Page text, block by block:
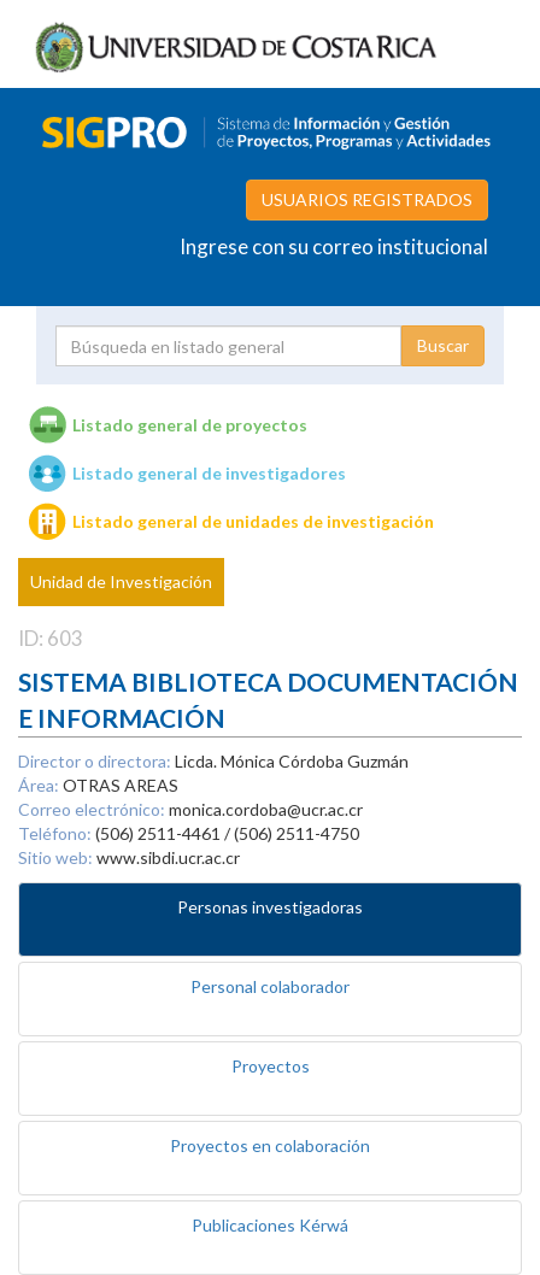
USUARIOS REGISTRADOS
Ingrese con su correo institucional
Unidades de investigación
Listado general de proyectos
Listado general de investigadores
Listado general de unidades de investigación
Unidad de Investigación
ID: 603
SISTEMA BIBLIOTECA DOCUMENTACIÓN
E INFORMACIÓN
Director o directora: Licda. Mónica Córdoba Guzmán
Área: OTRAS AREAS
Correo electrónico: monica.cordoba@ucr.ac.cr
Teléfono: (506) 2511-4461 / (506) 2511-4750
Sitio web: www.sibdi.ucr.ac.cr
Personas investigadoras
Personal colaborador
Proyectos
Proyectos en colaboración
Publicaciones Kérwá